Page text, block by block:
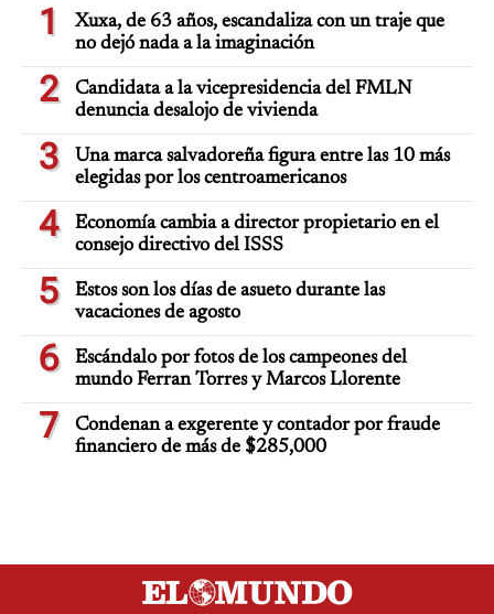
1
Xuxa, de 63 años, escandaliza con un traje que
no dejó nada a la imaginación
2
Candidata a la vicepresidencia del FMLN
denuncia desalojo de vivienda
3
Una marca salvadoreña figura entre las 10 más
elegidas por los centroamericanos
4
Economía cambia a director propietario en el
consejo directivo del ISSS
5
Estos son los días de asueto durante las
vacaciones de agosto
6
Escándalo por fotos de los campeones del
mundo Ferran Torres y Marcos Llorente
7
Condenan a exgerente y contador por fraude
financiero de más de $285,000